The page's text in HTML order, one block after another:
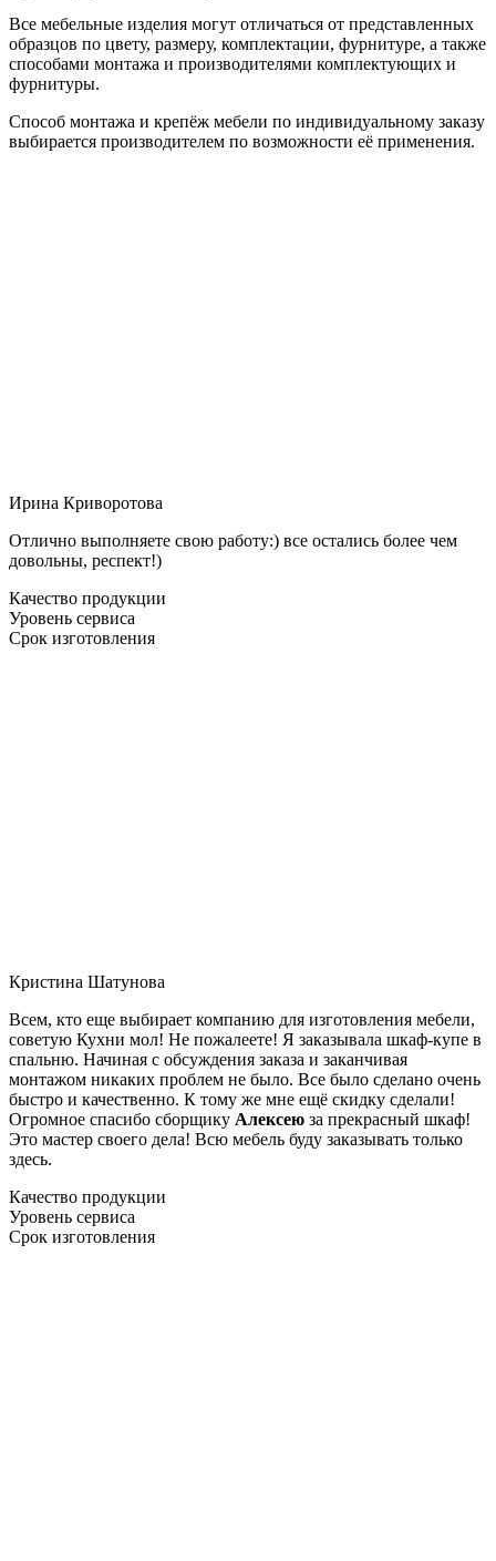
Все мебельные изделия могут отличаться от представленных
образцов по цвету, размеру, комплектации, фурнитуре, а также
способами монтажа и производителями комплектующих и
фурнитуры.
Способ монтажа и крепёж мебели по индивидуальному заказу
выбирается производителем по возможности её применения.
Ирина Криворотова
Отлично выполняете свою работу:) все остались более чем
довольны, респект!)
Качество продукции
Уровень сервиса
Срок изготовления
Кристина Шатунова
Всем, кто еще выбирает компанию для изготовления мебели,
советую Кухни мол! Не пожалеете! Я заказывала шкаф-купе в
спальню. Начиная с обсуждения заказа и заканчивая
монтажом никаких проблем не было. Все было сделано очень
быстро и качественно. К тому же мне ещё скидку сделали!
Огромное спасибо сборщику Алексею за прекрасный шкаф!
Это мастер своего дела! Всю мебель буду заказывать только
здесь.
Качество продукции
Уровень сервиса
Срок изготовления